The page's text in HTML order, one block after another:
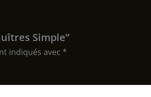
Simple”
indiqués avec *